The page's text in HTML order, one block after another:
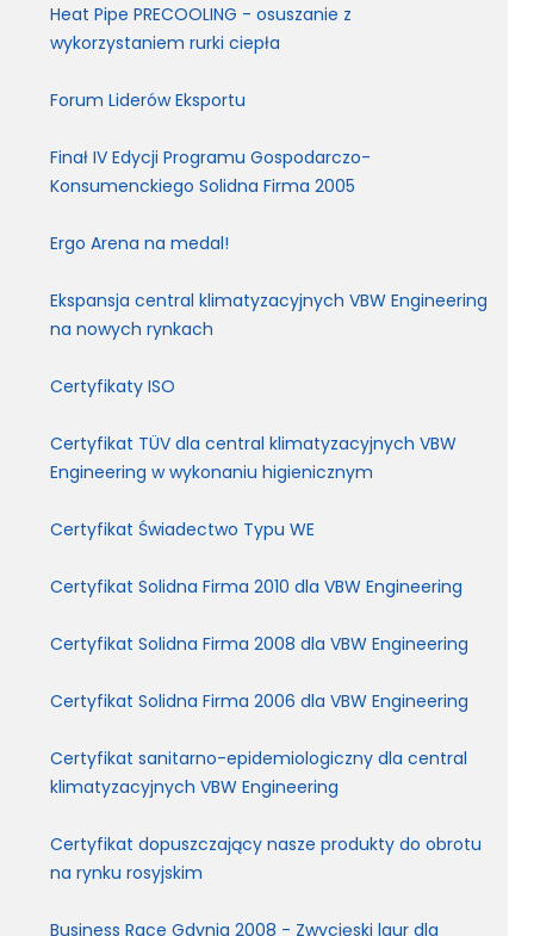
Heat Pipe PRECOOLING - osuszanie z
wykorzystaniem rurki ciepła
Forum Liderów Eksportu
Finał IV Edycji Programu Gospodarczo-
Konsumenckiego Solidna Firma 2005
Ergo Arena na medal!
Ekspansja central klimatyzacyjnych VBW Engineering
na nowych rynkach
Certyfikaty ISO
Certyfikat TÜV dla central klimatyzacyjnych VBW
Engineering w wykonaniu higienicznym
Certyfikat Świadectwo Typu WE
Certyfikat Solidna Firma 2010 dla VBW Engineering
Certyfikat Solidna Firma 2008 dla VBW Engineering
Certyfikat Solidna Firma 2006 dla VBW Engineering
Certyfikat sanitarno-epidemiologiczny dla central
klimatyzacyjnych VBW Engineering
Certyfikat dopuszczający nasze produkty do obrotu
na rynku rosyjskim
Business Race Gdynia 2008 - Zwycięski laur dla